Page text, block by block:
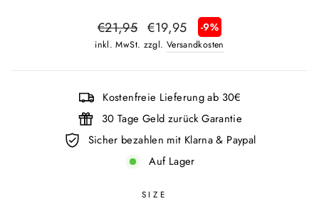
Normaler
Preis
€21,95 Sonderpreis
€19,95 -9%
inkl. MwSt. zzgl. Versandkosten
Kostenfreie Lieferung ab 30€
30 Tage Geld zurück Garantie
Sicher bezahlen mit Klarna & Paypal
Auf Lager
SIZE